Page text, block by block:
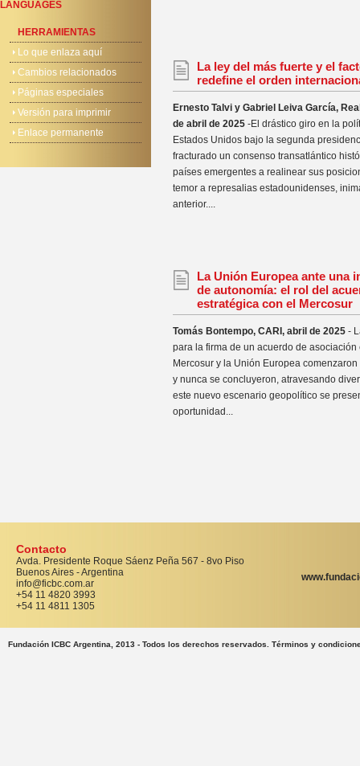
LANGUAGES
HERRAMIENTAS
Lo que enlaza aquí
Cambios relacionados
Páginas especiales
Versión para imprimir
Enlace permanente
La ley del más fuerte y el
redefine el orden
Ernesto Talvi y Gabriel Leiva García,
de abril de 2025 -El drástico giro en la
Estados Unidos bajo la segunda
fracturado un consenso transatlántico
países emergentes a realinear sus
temor a represalias estadounidenses,
anterior....
La Unión Europea ante una
de autonomía: el rol del
estratégica con el Mercosur
Tomás Bontempo, CARI, abril de 2025 -
para la firma de un acuerdo de asociación
Mercosur y la Unión Europea
y nunca se concluyeron, atravesando
este nuevo escenario geopolítico se
oportunidad...
Contacto
Avda. Presidente Roque Sáenz Peña 567 - 8vo Piso
Buenos Aires - Argentina
info@ficbc.com.ar
+54 11 4820 3993
+54 11 4811 1305
Fundación ICBC Argentina, 2013 - Todos los derechos reservados. Términos y